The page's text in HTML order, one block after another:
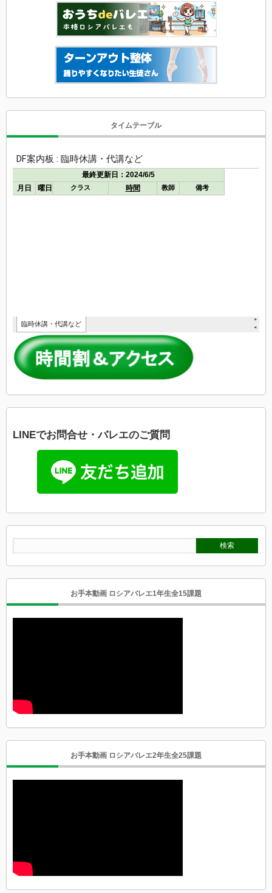
タイムテーブル
LINEでお問合せ・バレエのご質問
お手本動画 ロシアバレエ1年生全15課題
お手本動画 ロシアバレエ2年生全25課題